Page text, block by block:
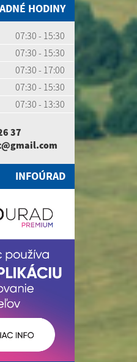
HODINY
07:30 - 15:30
07:30 - 15:30
07:30 - 17:00
07:30 - 15:30
07:30 - 13:30
37
INFOÚRAD